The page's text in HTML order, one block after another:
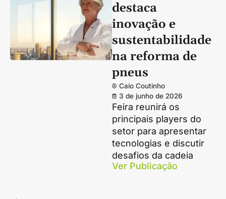
destaca
inovação e
sustentabilidade
na reforma de
pneus
Caio Coutinho
3 de junho de 2026
Feira reunirá os
principais players do
setor para apresentar
tecnologias e discutir
desafios da cadeia
Ver Publicação